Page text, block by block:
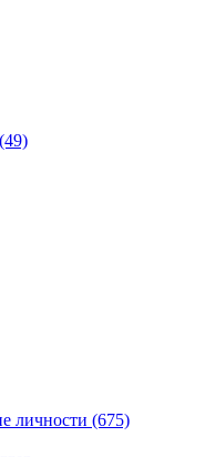
личности (675)